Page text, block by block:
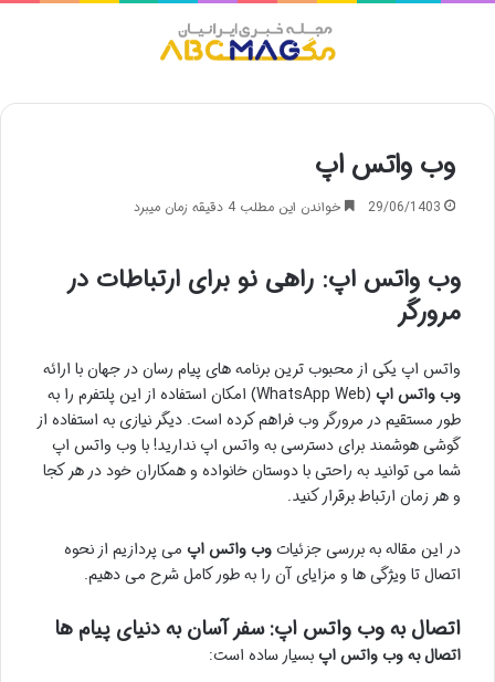
وب واتس اپ
29/06/1403 خواندن این مطلب 4 دقیقه زمان میبرد
وب واتس اپ: راهی نو برای ارتباطات در
مرورگر
واتس اپ یکی از محبوب ترین برنامه های پیام رسان در جهان با ارائه
وب واتس اپ
(WhatsApp Web) امکان استفاده از این پلتفرم را به
طور مستقیم در مرورگر وب فراهم کرده است. دیگر نیازی به استفاده از
گوشی هوشمند برای دسترسی به واتس اپ ندارید! با وب واتس اپ
شما می توانید به راحتی با دوستان خانواده و همکاران خود در هر کجا
و هر زمان ارتباط برقرار کنید.
در این مقاله به بررسی جزئیاتوب واتس اپ می پردازیم از نحوه
اتصال تا ویژگی ها و مزایای آن را به طور کامل شرح می دهیم.
اتصال به وب واتس اپ: سفر آسان به دنیای پیام ها
اتصال به وب واتس اپبسیار ساده است: